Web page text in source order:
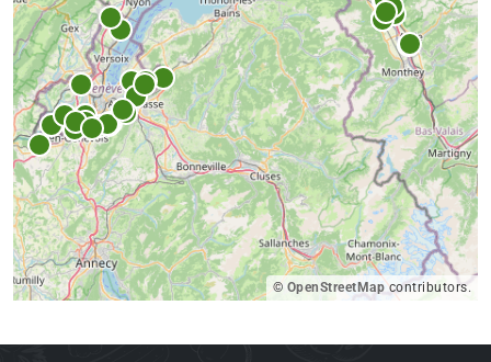
© OpenStreetMapcontributors.